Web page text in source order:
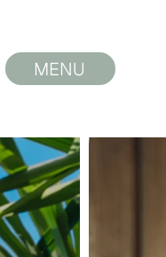
MENU